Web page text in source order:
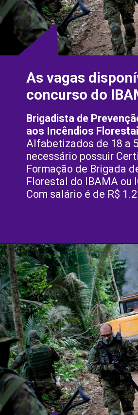
Brigadista de
aos Incêndios
Alfabetizados de 18 a
necessário possuir
Formação de Brigada
Florestal do IBAMA ou
Com salário é de R$
As vagas
concurso do